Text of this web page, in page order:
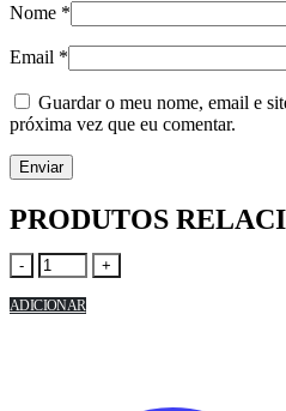
Nome *
Email *
Guardar o meu nome, email e
próxima vez que eu comentar.
PRODUTOS
- +
ADICIONAR